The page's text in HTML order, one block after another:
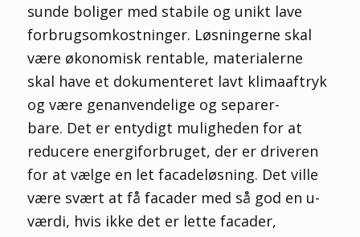
sunde boliger med stabile og unikt lave
forbrugsomkostninger. Løsningerne skal
være økonomisk rentable, materialerne
skal have et dokumenteret lavt klimaaftryk
og være genanvendelige og separer-
bare. Det er entydigt muligheden for at
reducere energiforbruget, der er driveren
for at vælge en let facadeløsning. Det ville
være svært at få facader med så god en u-
værdi, hvis ikke det er lette facader,